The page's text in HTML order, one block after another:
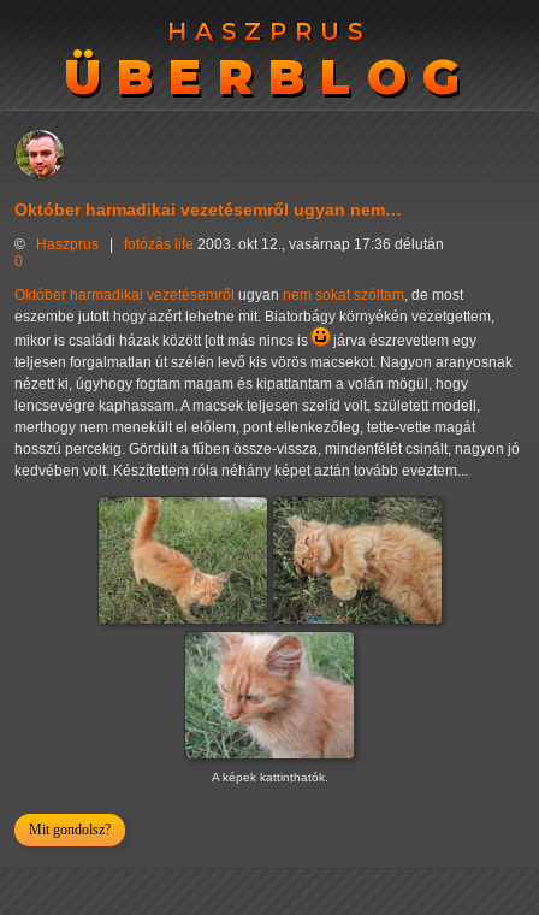
HASZPRUS
ÜBERBLOG
HASZPRUS
ÜBERBLOG
Október harmadikai vezetésemről ugyan nem…
© Haszprus fotózás life 2003. okt 12., vasárnap 17:36 délután
0
Október harmadikai vezetésemről ugyan nem sokat szóltam, de most
eszembe jutott hogy azért lehetne mit. Biatorbágy környékén vezetgettem,
mikor is családi házak között [ott más nincs is
járva észrevettem egy
teljesen forgalmatlan út szélén levő kis vörös macsekot. Nagyon aranyosnak
nézett ki, úgyhogy fogtam magam és kipattantam a volán mögül, hogy
lencsevégre kaphassam. A macsek teljesen szelíd volt, született modell,
merthogy nem menekült el előlem, pont ellenkezőleg, tette-vette magát
hosszú percekig. Gördült a fűben össze-vissza, mindenfélét csinált, nagyon jó
kedvében volt. Készítettem róla néhány képet aztán tovább eveztem...
A képek kattinthatók.
Mit gondolsz?